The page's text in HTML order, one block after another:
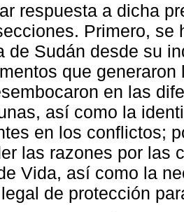
respuesta a dicha
Primero, se
de Sudán desde su
que
en las
así como la
en los conflictos;
las razones por las
Vida, así como la
de protección